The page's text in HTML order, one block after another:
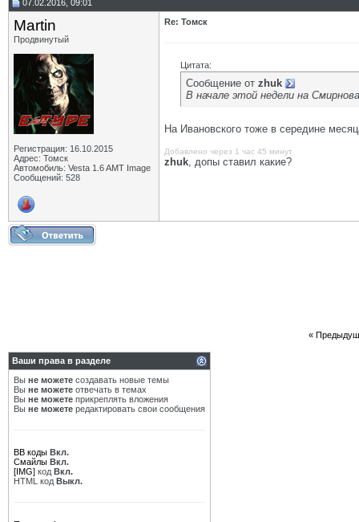
07.02.2016, 09:01
Martin
Продвинутый
Регистрация: 16.10.2015
Адрес: Томск
Автомобиль: Vesta 1.6 AMT Image
Сообщений: 528
Re: Томск
Цитата:
Сообщение от zhuk
В начале этой недели на
На Ивановского тоже в середине
Добавлено через 1 час 45 минут
zhuk, допы ставил какие?
«
Ваши права в разделе
Вы не можете создавать новые темы
Вы не можете отвечать в темах
Вы не можете прикреплять вложения
Вы не можете редактировать свои сообщения
BB коды Вкл.
Смайлы Вкл.
[IMG] код Вкл.
HTML код Выкл.